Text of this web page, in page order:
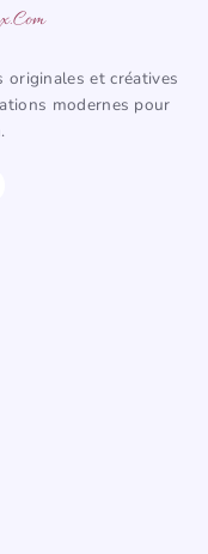
originales et créatives
modernes pour